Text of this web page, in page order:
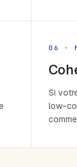
06 ·
Si
low-